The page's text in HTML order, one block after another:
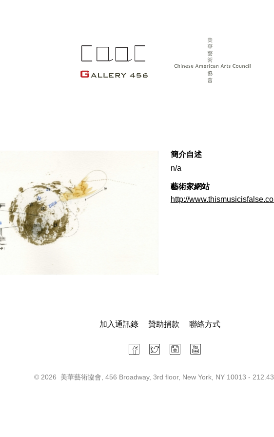
簡介自述
n/a
藝術家網站
http://
加入通訊錄 贊助捐款 聯絡方式
© 2026 美華藝術協會, 456 Broadway, 3rd floor, New York, NY 10013 -